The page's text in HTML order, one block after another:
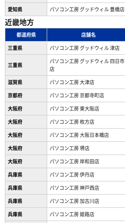
愛知県
パソコン工房 グッドウィル 豊橋店
近畿地方
都道府県 店舗名
三重県
パソコン工房 グッドウィル 津店
三重県
パソコン工房 グッドウィル 四日市
店
滋賀県 パソコン工房 大津店
京都府
パソコン工房 京都寺町店
大阪府
パソコン工房 東大阪店
大阪府
パソコン工房 枚方店
大阪府
パソコン工房 大阪日本橋店
大阪府
パソコン工房 堺店
大阪府
パソコン工房 岸和田店
兵庫県
パソコン工房 伊丹店
兵庫県
パソコン工房 神戸西店
兵庫県
パソコン工房 加古川店
兵庫県
パソコン工房 姫路店